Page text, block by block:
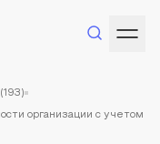
организации с учетом